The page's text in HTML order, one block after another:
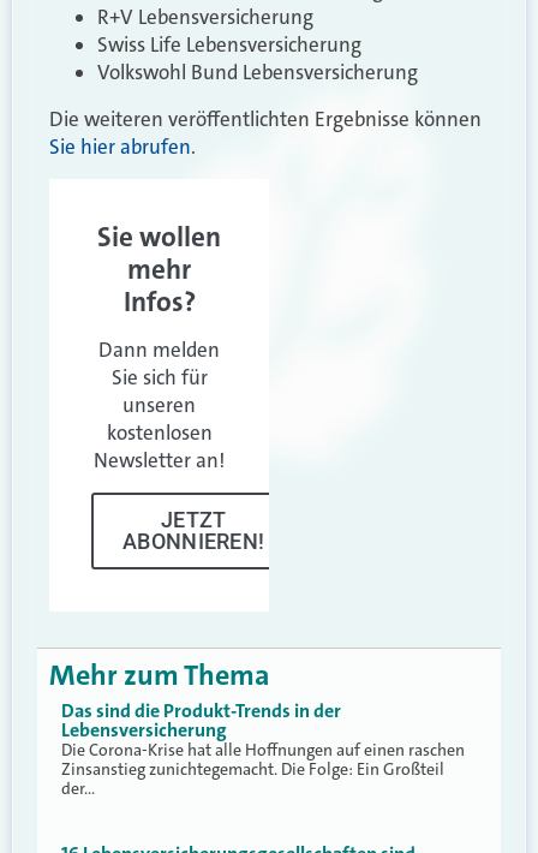
R+V Lebensversicherung
Swiss Life Lebensversicherung
Volkswohl Bund Lebensversicherung
Die weiteren veröffentlichten Ergebnisse können
Sie hier abrufen.
Sie wollen
mehr
Infos?
Dann melden
Sie sich für
unseren
kostenlosen
Newsletter an!
JETZT
ABONNIEREN!
Mehr zum Thema
Das sind die Produkt-Trends in der
Lebensversicherung
Die Corona-Krise hat alle Hoffnungen auf einen raschen
Zinsanstieg zunichtegemacht. Die Folge: Ein Großteil
der…